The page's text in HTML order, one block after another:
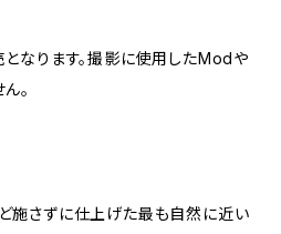
なります。撮影に使用したModや
。
施さずに仕上げた最も自然に近い